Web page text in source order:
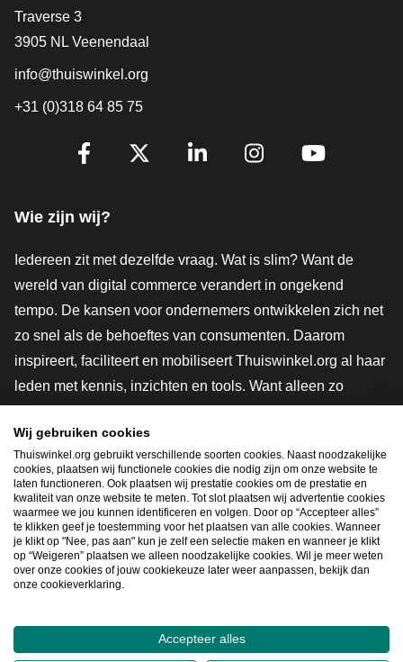
Contact
Traverse 3
3905 NL Veenendaal
info@thuiswinkel.org
+31 (0)318 64 85 75
Volg je ons al?
Wie zijn wij?
Iedereen zit met dezelfde vraag. Wat is slim? Want de
wereld van digital commerce verandert in ongekend
tempo. De kansen voor ondernemers ontwikkelen zich net
zo snel als de behoeftes van consumenten. Daarom
inspireert, faciliteert en mobiliseert Thuiswinkel.org al haar
leden met kennis, inzichten en tools. Want alleen zo
innovatievere toekomst. Dus groei ook mee en maak
shoppen slimmer.
Lid worden
Snel navigeren
Wij gebruiken cookies
Thuiswinkel.org gebruikt verschillende soorten cookies. Naast noodzakelijke
cookies, plaatsen wij functionele cookies die nodig zijn om onze website te
laten functioneren. Ook plaatsen wij prestatie cookies om de prestatie en
kwaliteit van onze website te meten. Tot slot plaatsen wij advertentie cookies
waarmee we jou kunnen identificeren en volgen. Door op “Accepteer alles”
te klikken geef je toestemming voor het plaatsen van alle cookies. Wanneer
je klikt op "Nee, pas aan" kun je zelf een selectie maken en wanneer je klikt
op “Weigeren” plaatsen we alleen noodzakelijke cookies. Wil je meer weten
over onze cookies of jouw cookiekeuze later weer aanpassen, bekijk dan
onze cookieverklaring.
Accepteer alles